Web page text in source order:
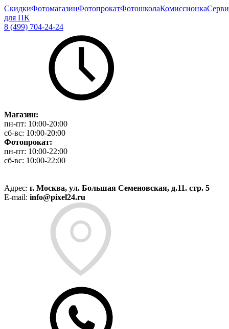
СкидкиФотомагазинФотопрокатФотошколаКомиссионка
для ПК
8 (499) 704-24-24
Магазин:
пн-пт: 10:00-20:00
сб-вс: 10:00-20:00
Фотопрокат:
пн-пт: 10:00-22:00
сб-вс: 10:00-22:00
Адрес: г. Москва, ул. Большая Семеновская, д.11. стр. 5
E-mail: info@pixel24.ru